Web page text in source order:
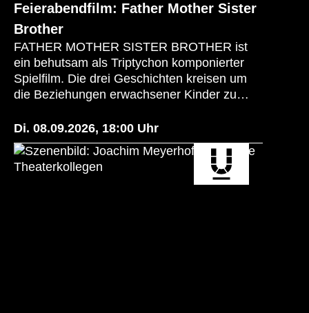
Feierabendfilm: Father Mother Sister
Brother
FATHER MOTHER SISTER BROTHER ist
ein behutsam als Triptychon komponierter
Spielfilm. Die drei Geschichten kreisen um
die Beziehungen erwachsener Kinder zu
untereinander. Jedes der drei Kapitel spielt in
der Gegenwart, jedes in einem anderen
Land: FATHER ist im Nordosten der USA
angesiedelt, MOTHER in Dublin und SISTER
Di. 08.09.2026, 18:00 Uhr